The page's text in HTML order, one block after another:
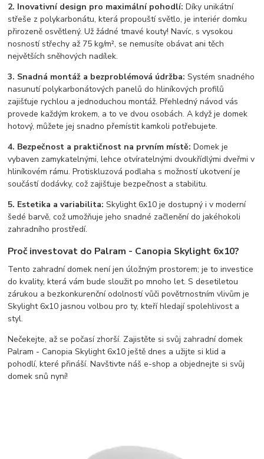
2. Inovativní design pro maximální pohodlí: Díky unikátní
střeše z polykarbonátu, která propouští světlo, je interiér domku
přirozeně osvětlený. Už žádné tmavé kouty! Navíc, s vysokou
nosností střechy až 75 kg/m², se nemusíte obávat ani těch
největších sněhových nadílek.
3. Snadná montáž a bezproblémová údržba: Systém snadného
nasunutí polykarbonátových panelů do hliníkových profilů
zajišťuje rychlou a jednoduchou montáž. Přehledný návod vás
provede každým krokem, a to ve dvou osobách. A když je domek
hotový, můžete jej snadno přemístit kamkoli potřebujete.
4. Bezpečnost a praktičnost na prvním místě: Domek je
vybaven zamykatelnými, lehce otvíratelnými dvoukřídlými dveřmi v
hliníkovém rámu. Protiskluzová podlaha s možností ukotvení je
součástí dodávky, což zajišťuje bezpečnost a stabilitu.
5. Estetika a variabilita: Skylight 6x10 je dostupný i v moderní
šedé barvě, což umožňuje jeho snadné začlenění do jakéhokoli
zahradního prostředí.
Proč investovat do Palram - Canopia Skylight 6x10?
Tento zahradní domek není jen úložným prostorem; je to investice
do kvality, která vám bude sloužit po mnoho let. S desetiletou
zárukou a bezkonkurenční odolností vůči povětrnostním vlivům je
Skylight 6x10 jasnou volbou pro ty, kteří hledají spolehlivost a
styl.
Nečekejte, až se počasí zhorší. Zajistěte si svůj zahradní domek
Palram - Canopia Skylight 6x10 ještě dnes a užijte si klid a
pohodlí, které přináší. Navštivte náš e-shop a objednejte si svůj
domek snů nyní!